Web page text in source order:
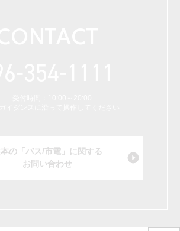
の「バス/市電」に関する
お問い合わせ